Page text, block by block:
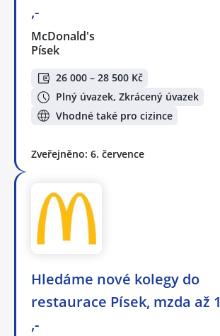
,-
McDonald's
Písek
26 000 – 28 500 Kč
Plný úvazek, Zkrácený úvazek
Vhodné také pro cizince
Zveřejněno: 6. července
Hledáme nové kolegy do
restaurace Písek, mzda až
,-